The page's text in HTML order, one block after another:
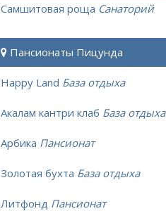
Самшитовая роща Санаторий
Пансионаты Пицунда
Happy Land База отдыха
Акалам кантри клаб База отдыха
Арбика Пансионат
Золотая бухта База отдыха
Литфонд Пансионат